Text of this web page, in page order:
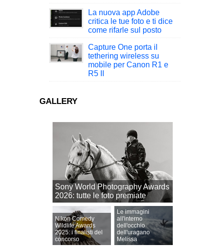
La nuova app Adobe
critica le tue foto e ti dice
come rifarle sul posto
Capture One porta il
tethering wireless su
mobile per Canon R1 e
R5 II
GALLERY
Sony World Photography Awards
2026: tutte le foto premiate
Nikon Comedy
Wildlife Awards
2025: i finalisti del
concorso
Le immagini
all'interno
dell'occhio
dell'uragano
Melissa